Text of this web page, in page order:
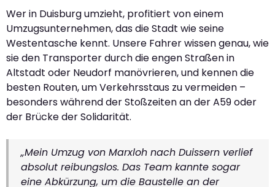
Wer in Duisburg umzieht, profitiert von einem
Umzugsunternehmen, das die Stadt wie seine
Westentasche kennt. Unsere Fahrer wissen genau, wie
sie den Transporter durch die engen Straßen in
Altstadt oder Neudorf manövrieren, und kennen die
besten Routen, um Verkehrsstaus zu vermeiden –
besonders während der Stoßzeiten an der A59 oder
der Brücke der Solidarität.
„Mein Umzug von Marxloh nach Duissern verlief
absolut reibungslos. Das Team kannte sogar
eine Abkürzung, um die Baustelle an der